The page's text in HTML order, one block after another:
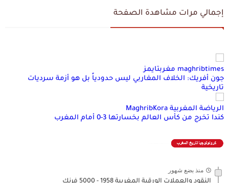
إجمالي مرات مشاهدة الصفحة
maghribtimes مغربتايمز
جون أفريك: الخلاف المغاربي ليس حدودياً بل هو أزمة سرديات
تاريخية
الرياضة المغربية MaghribKora
كندا تخرج من كأس العالم بخسارتها 3-0 أمام المغرب
منذ بضع شهور
النقود والعملات الورقية المغربية 1958 - 5000 فرنك